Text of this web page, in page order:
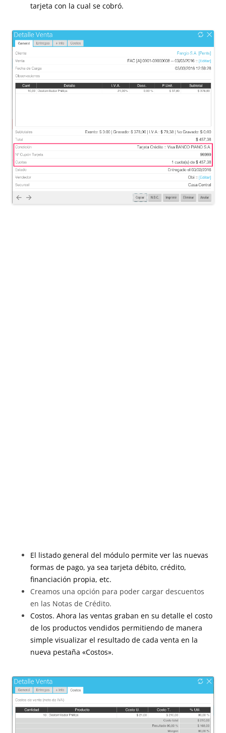
tarjeta con la cual se cobró.
El listado general del módulo permite ver las nuevas
formas de pago, ya sea tarjeta débito, crédito,
financiación propia, etc.
Creamos una opción para poder cargar descuentos
en las Notas de Crédito.
Costos. Ahora las ventas graban en su detalle el costo
de los productos vendidos permitiendo de manera
simple visualizar el resultado de cada venta en la
nueva pestaña «Costos».